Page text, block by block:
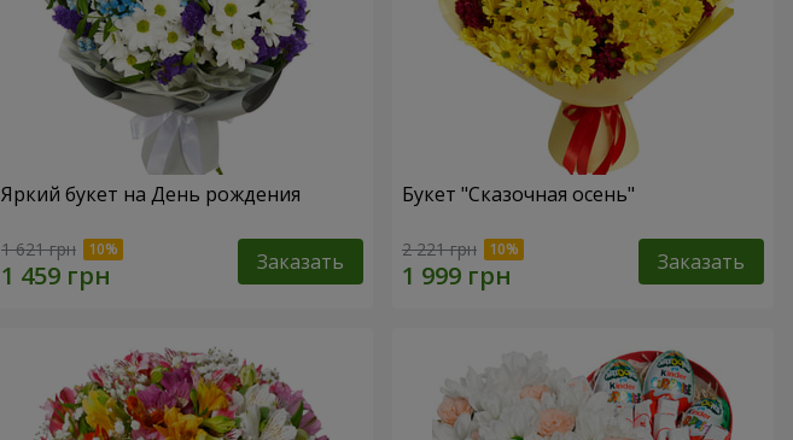
Яркий букет на День рождения
1 621 грн Заказать
Букет "Сказочная осень"
2 221 грн Заказать